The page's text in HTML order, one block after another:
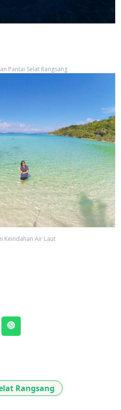
Pantai Selat Rangsang
Keindahan Air Laut
Rangsang